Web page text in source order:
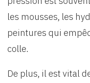
les mousses, les
peintures qui
colle.
De plus, il est vital